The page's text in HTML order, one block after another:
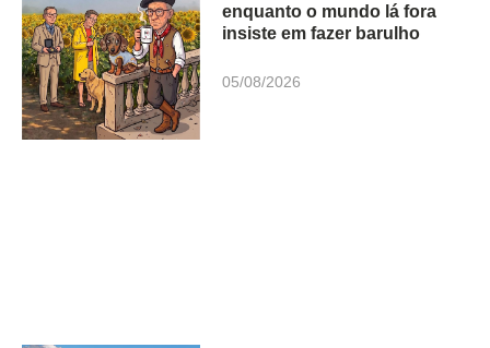
enquanto o mundo lá fora
insiste em fazer barulho
05/08/2026